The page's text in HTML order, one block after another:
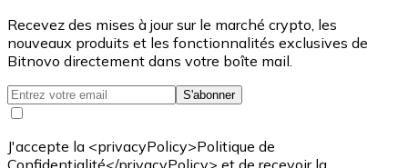
Recevez des mises à jour sur le marché crypto, les
nouveaux produits et les fonctionnalités exclusives de
Bitnovo directement dans votre boîte mail.
S'abonner
J'accepte la <privacyPolicy>Politique de
Confidentialité</privacyPolicy> et de recevoir la